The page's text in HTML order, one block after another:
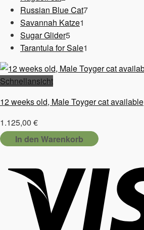
Produkte
Russian Blue Cat77
Savannah Katze1
Sugar Glider55
Produkte
Tarantula for Sale1
Schnellansicht
12 weeks old, Male Toyger cat available
1.125,00 €
In den Warenkorb